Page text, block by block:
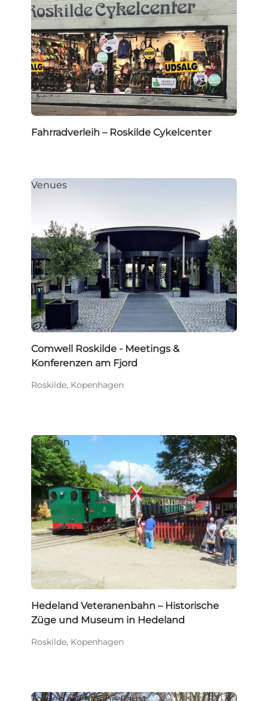
Fahrradverleih – Roskilde Cykelcenter
Nachhaltig
Venues
Comwell Roskilde - Meetings &
Konferenzen am Fjord
Roskilde, Kopenhagen
Museen
Hedeland Veteranenbahn – Historische
Züge und Museum in Hedeland
Roskilde, Kopenhagen